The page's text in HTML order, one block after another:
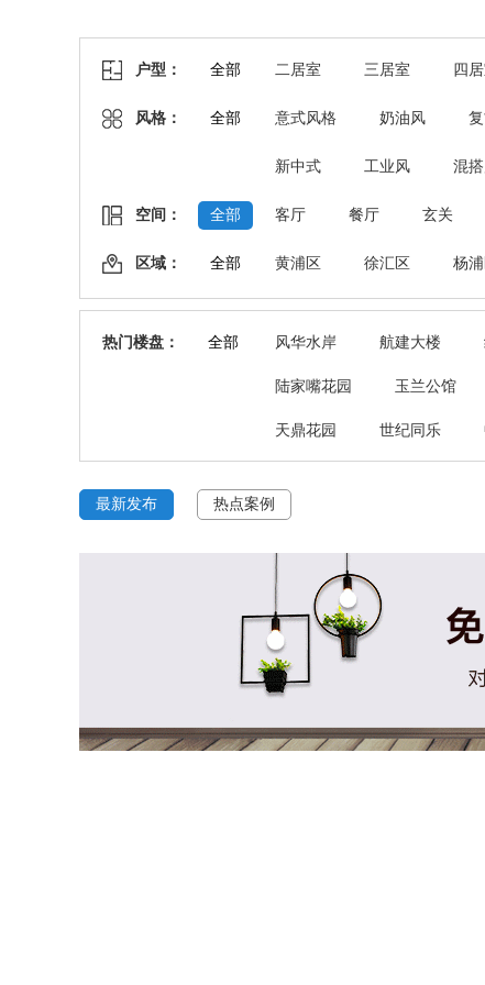
户型： 全部 二居室 三居室 四
风格： 全部 意式风格 奶油风
新中式 工业风 混
空间： 全部 客厅 餐厅 玄关
区域： 全部 黄浦区 徐汇区 杨浦
热门楼盘： 全部 风华水岸 航建大楼
陆家嘴花园 玉兰公馆
天鼎花园 世纪同乐
最新发布 热点案例